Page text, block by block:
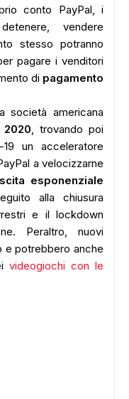
conto PayPal, i
vendere
stesso potranno
pagare i venditori
di pagamento
società americana
2020, trovando poi
un acceleratore
a velocizzarne
esponenziale
alla chiusura
e il lockdown
Peraltro, nuovi
e potrebbero anche
videogiochi con le